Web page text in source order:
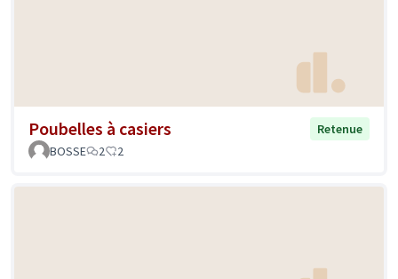
Poubelles à casiers
Retenue
BOSSE
2 2